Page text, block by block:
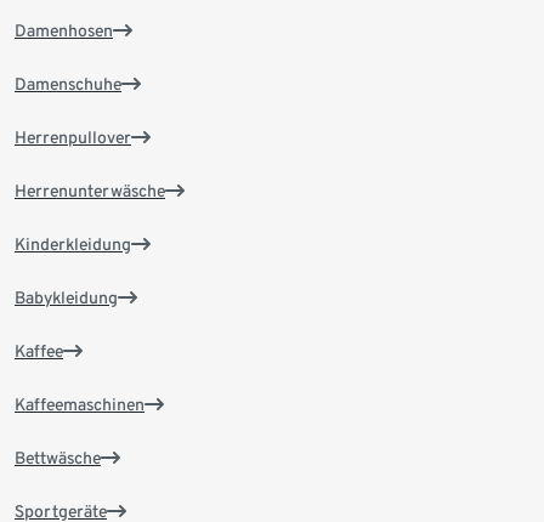
Damenhosen
Damenschuhe
Herrenpullover
Herrenunterwäsche
Kinderkleidung
Babykleidung
Kaffee
Kaffeemaschinen
Bettwäsche
Sportgeräte